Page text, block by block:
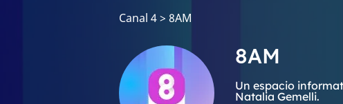
Canal 4> 8AM
8AM
Un espacio
Natalia Gemelli.